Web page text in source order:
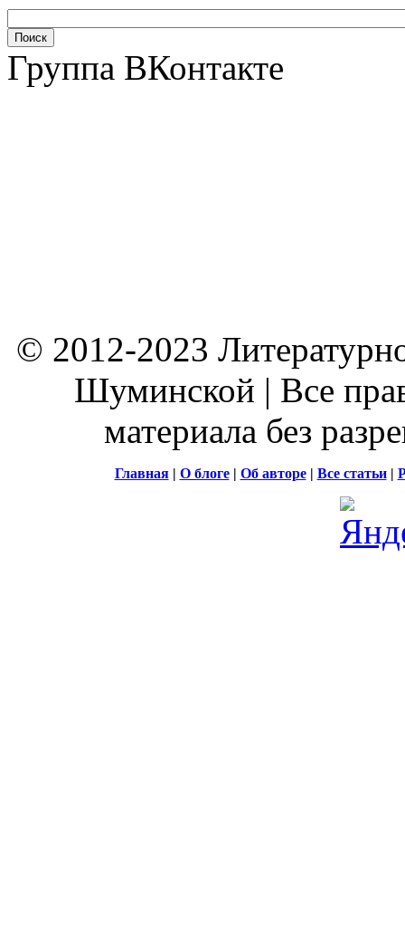
Группа ВКонтакте
© 2012-2023
Шуминской | Все
материала без
Главная| О блоге| Об авторе| Все статьи|